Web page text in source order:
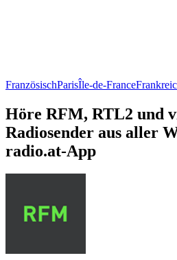
FranzösischParisÎle-de-France
Höre RFM, RTL2 und
Radiosender aus aller
radio.at-App